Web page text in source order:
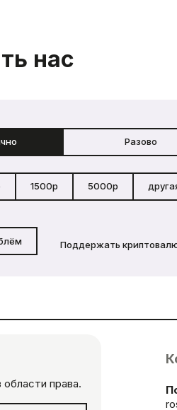
нас
Разово
1500р 5000р
Поддержать
права.